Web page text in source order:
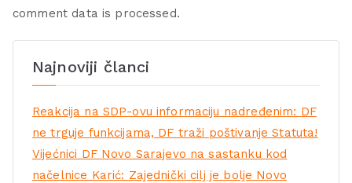
comment data is processed.
Najnoviji članci
Reakcija na SDP-ovu informaciju nadređenim: DF
ne trguje funkcijama, DF traži poštivanje Statuta!
Vijećnici DF Novo Sarajevo na sastanku kod
načelnice Karić: Zajednički cilj je bolje Novo